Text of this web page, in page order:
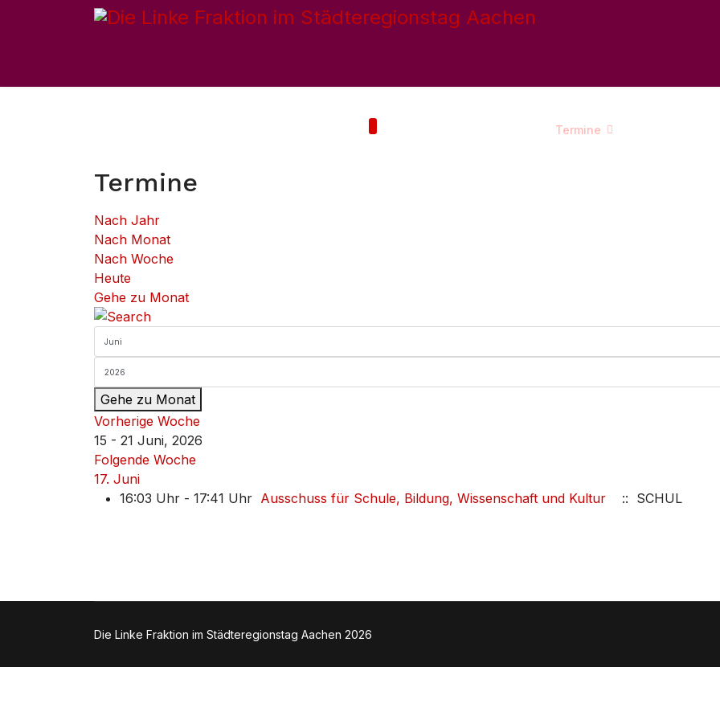
Termine
Termine
Nach Jahr
Nach Monat
Nach Woche
Heute
Gehe zu Monat
Gehe zu Monat
Vorherige Woche
15 - 21 Juni, 2026
Folgende Woche
17. Juni
16:03 Uhr - 17:41 Uhr Ausschuss für Schule, Bildung, Wissenschaft und Kultur :: SCHUL
Die Linke Fraktion im Städteregionstag Aachen 2026